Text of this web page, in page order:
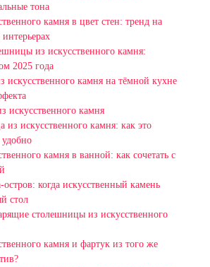
тона
камня в цвет стен: тренд на
из искусственного камня:
2025 года
искусственного камня на тёмной кухне
искусственного камня
из искусственного камня: как это
удобно
камня в ванной: как сочетать с
когда искусственный камень
стол
столешницы из искусственного
камня и фартук из того же